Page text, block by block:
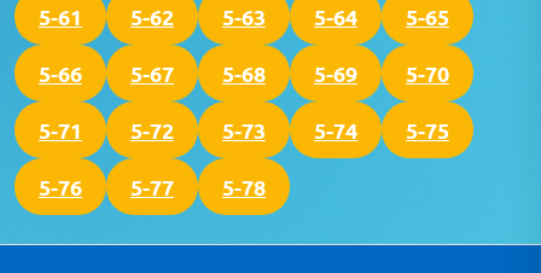
5-61 5-62 5-63 5-64 5-65
5-66 5-67 5-68 5-69 5-70
5-71 5-72 5-73 5-74 5-75
5-76 5-77 5-78